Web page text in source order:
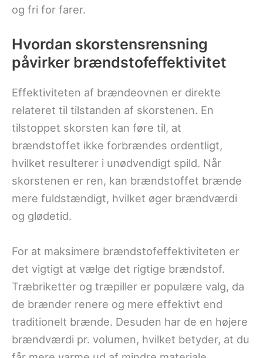
og fri for farer.
Hvordan skorstensrensning
påvirker brændstofeffektivitet
Effektiviteten af brændeovnen er direkte
relateret til tilstanden af skorstenen. En
tilstoppet skorsten kan føre til, at
brændstoffet ikke forbrændes ordentligt,
hvilket resulterer i unødvendigt spild. Når
skorstenen er ren, kan brændstoffet brænde
mere fuldstændigt, hvilket øger brændværdi
og glødetid.
For at maksimere brændstofeffektiviteten er
det vigtigt at vælge det rigtige brændstof.
Træbriketter og træpiller er populære valg, da
de brænder renere og mere effektivt end
traditionelt brænde. Desuden har de en højere
brændværdi pr. volumen, hvilket betyder, at du